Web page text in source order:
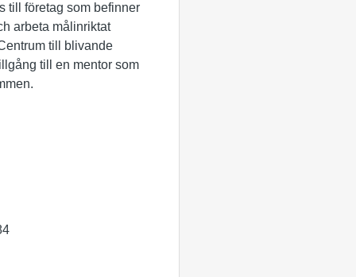
till företag som befinner
arbeta målinriktat
till blivande
till en mentor som